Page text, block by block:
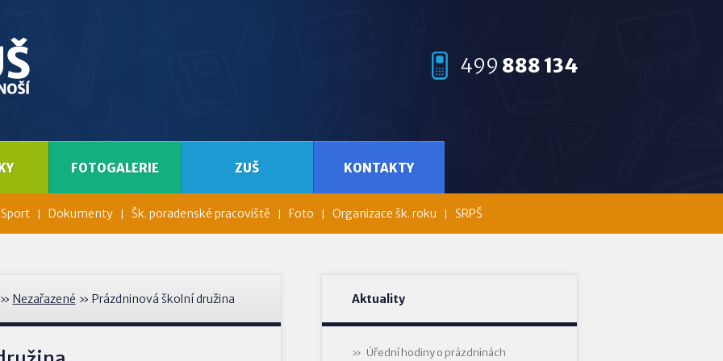
499 888 134
Sport Dokumenty Šk. poradenské pracoviště Foto Organizace šk. roku SRPŠ
FOTOGALERIE ZUŠ KONTAKTY
Nezařazené » Prázdninová školní družina Aktuality
Úřední hodiny o prázdninách